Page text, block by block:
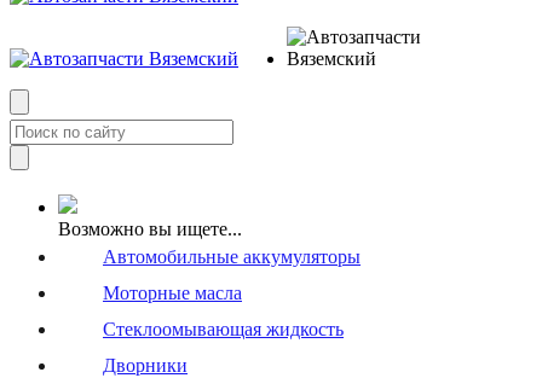
Возможно вы ищете...
Автомобильные аккумуляторы
Моторные масла
Стеклоомывающая жидкость
Дворники